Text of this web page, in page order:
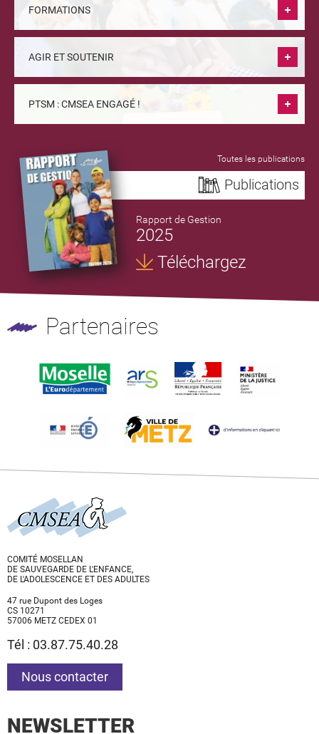
FORMATIONS
AGIR ET SOUTENIR
PTSM : CMSEA ENGAGÉ !
Toutes les publications
Publications
Rapport de Gestion
2025
Téléchargez
Partenaires
COMITÉ MOSELLAN
DE SAUVEGARDE DE L'ENFANCE,
DE L'ADOLESCENCE ET DES ADULTES
47 rue Dupont des Loges
CS 10271
57006 METZ CEDEX 01
Tél : 03.87.75.40.28
Nous contacter
NEWSLETTER